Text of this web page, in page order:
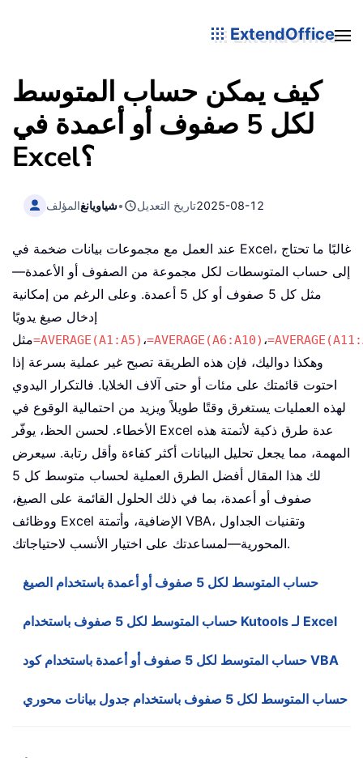
ExtendOffice
كيف يمكن حساب المتوسط
لكل 5 صفوف أو أعمدة في
Excel؟
المؤلفشياويانغ• تاريخ التعديل2025-08-12
عند العمل مع مجموعات بيانات ضخمة في Excel، غالبًا ما تحتاج
إلى حساب المتوسطات لكل مجموعة من الصفوف أو الأعمدة—
مثل كل 5 صفوف أو كل 5 أعمدة. وعلى الرغم من إمكانية
إدخال صيغ يدويًا
مثل=AVERAGE(A1:A5) ،=AVERAGE(A6:A10) ،
وهكذا دواليك، فإن هذه الطريقة تصبح غير عملية بسرعة إذا
احتوت قائمتك على مئات أو حتى آلاف الخلايا. فالتكرار اليدوي
لهذه العمليات يستغرق وقتًا طويلاً ويزيد من احتمالية الوقوع في
الأخطاء. لحسن الحظ، يوفّر Excel عدة طرق ذكية لأتمتة هذه
المهمة، مما يجعل تحليل البيانات أكثر كفاءة وأقل رتابة. سيعرض
لك هذا المقال أفضل الطرق العملية لحساب متوسط كل 5
صفوف أو أعمدة، بما في ذلك الحلول القائمة على الصيغ،
ووظائف Excel الإضافية، وأتمتة VBA، وتقنيات الجداول
المحورية—لمساعدتك على اختيار الأنسب لاحتياجاتك.
حساب المتوسط لكل 5 صفوف أو أعمدة باستخدام الصيغ
حساب المتوسط لكل 5 صفوف باستخدام Kutools لـ Excel
حساب المتوسط لكل 5 صفوف أو أعمدة باستخدام كود VBA
حساب المتوسط لكل 5 صفوف باستخدام جدول بيانات محوري